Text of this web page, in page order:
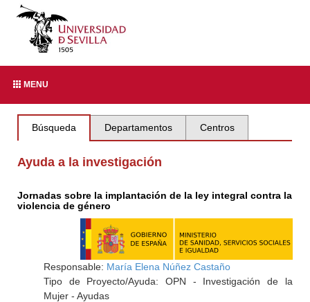
MENU
Búsqueda Departamentos Centros
Ayuda a la investigación
Jornadas sobre la implantación de la ley integral contra la
violencia de género
Responsable: María Elena Núñez Castaño
Tipo de Proyecto/Ayuda: OPN - Investigación de la
Mujer - Ayudas